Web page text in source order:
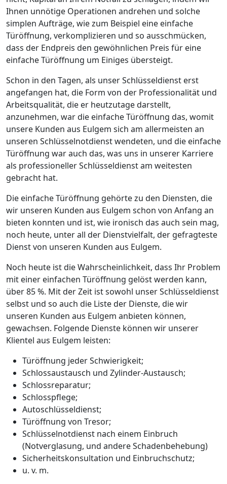
Ihnen unnötige Operationen andrehen und solche
simplen Aufträge, wie zum Beispiel eine einfache
Türöffnung, verkomplizieren und so ausschmücken,
dass der Endpreis den gewöhnlichen Preis für eine
einfache Türöffnung um Einiges übersteigt.
Schon in den Tagen, als unser Schlüsseldienst erst
angefangen hat, die Form von der Professionalität und
Arbeitsqualität, die er heutzutage darstellt,
anzunehmen, war die einfache Türöffnung das, womit
unsere Kunden aus Eulgem sich am allermeisten an
unseren Schlüsselnotdienst wendeten, und die einfache
Türöffnung war auch das, was uns in unserer Karriere
als professioneller Schlüsseldienst am weitesten
gebracht hat.
Die einfache Türöffnung gehörte zu den Diensten, die
wir unseren Kunden aus Eulgem schon von Anfang an
bieten konnten und ist, wie ironisch das auch sein mag,
noch heute, unter all der Dienstvielfalt, der gefragteste
Dienst von unseren Kunden aus Eulgem.
Noch heute ist die Wahrscheinlichkeit, dass Ihr Problem
mit einer einfachen Türöffnung gelöst werden kann,
über 85 %. Mit der Zeit ist sowohl unser Schlüsseldienst
selbst und so auch die Liste der Dienste, die wir
unseren Kunden aus Eulgem anbieten können,
gewachsen. Folgende Dienste können wir unserer
Klientel aus Eulgem leisten:
Türöffnung jeder Schwierigkeit;
Schlossaustausch und Zylinder-Austausch;
Schlossreparatur;
Schlosspflege;
Autoschlüsseldienst;
Türöffnung von Tresor;
Schlüsselnotdienst nach einem Einbruch
(Notverglasung, und andere Schadenbehebung)
Sicherheitskonsultation und Einbruchschutz;
u. v. m.